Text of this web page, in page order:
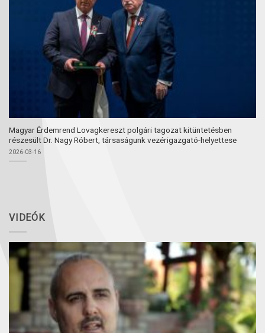
Magyar Érdemrend Lovagkereszt polgári tagozat kitüntetésben
részesült Dr. Nagy Róbert, társaságunk vezérigazgató-helyettese
2026-03-16
VIDEÓK